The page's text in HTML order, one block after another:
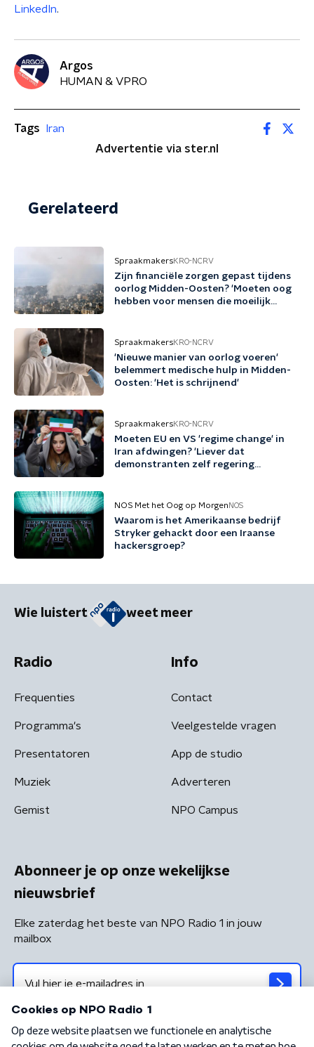
LinkedIn.
Argos
HUMAN & VPRO
Tags
Iran
Advertentie via ster.nl
Gerelateerd
SpraakmakersKRO-NCRV
Zijn financiële zorgen gepast tijdens
oorlog Midden-Oosten? 'Moeten oog
hebben voor mensen die moeilijk
SpraakmakersKRO-NCRV
'Nieuwe manier van oorlog voeren'
belemmert medische hulp in Midden-
Oosten: 'Het is schrijnend'
SpraakmakersKRO-NCRV
Moeten EU en VS 'regime change' in
Iran afdwingen? 'Liever dat
demonstranten zelf regering
NOS Met het Oog op Morgen NOS
Waarom is het Amerikaanse bedrijf
Stryker gehackt door een Iraanse
hackersgroep?
Wie luistert weet meer
Radio
Frequenties
Programma's
Presentatoren
Muziek
Gemist
Info
Contact
Veelgestelde vragen
App de studio
Adverteren
NPO Campus
Abonneer je op onze wekelijkse
nieuwsbrief
Elke zaterdag het beste van NPO Radio 1 in jouw
mailbox